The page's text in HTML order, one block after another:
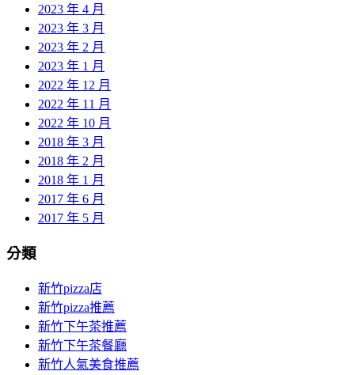
2023 年 4 月
2023 年 3 月
2023 年 2 月
2023 年 1 月
2022 年 12 月
2022 年 11 月
2022 年 10 月
2018 年 3 月
2018 年 2 月
2018 年 1 月
2017 年 6 月
2017 年 5 月
分類
新竹pizza店
新竹pizza推薦
新竹下午茶推薦
新竹下午茶餐廳
新竹人氣美食推薦